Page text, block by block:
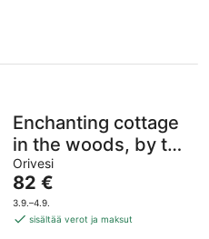
Enchanting cottage
in the woods, by the
lake
Orivesi
Hinta
on
82 €
82 €
3.9.–4.9.
sisältää verot ja maksut